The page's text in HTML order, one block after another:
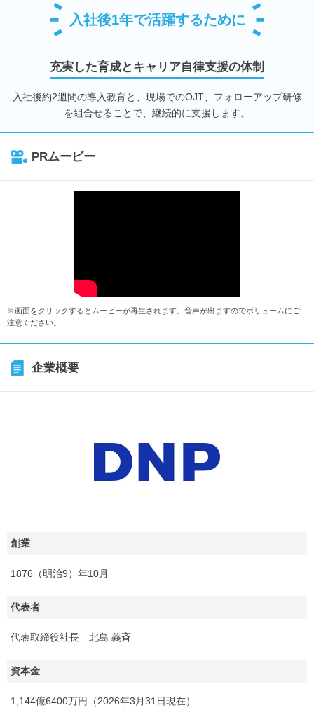
入社後1年で活躍するために
充実した育成とキャリア自律支援の体制
入社後約2週間の導入教育と、現場でのOJT、フォローアップ研修
を組合せることで、継続的に支援します。
PRムービー
※画面をクリックするとムービーが再生されます。音声が出ますのでボリュームにご
注意ください。
企業概要
創業
1876（明治9）年10月
代表者
代表取締役社長 北島 義斉
資本金
1,144億6400万円（2026年3月31日現在）